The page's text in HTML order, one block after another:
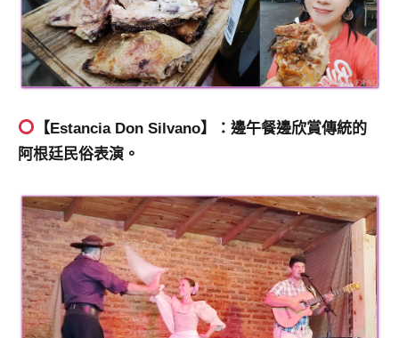
【Estancia Don Silvano】：邊午餐邊欣賞傳統的
阿根廷民俗表演。